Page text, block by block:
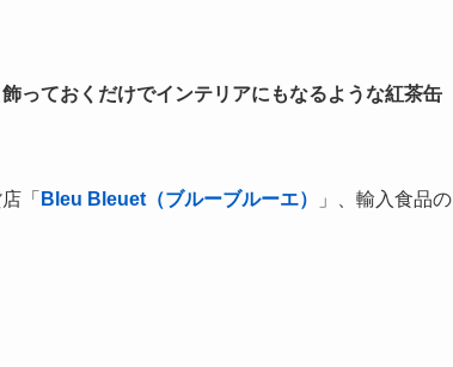
飾っておくだけでインテリアにもなるような紅茶缶
「 Bleu Bleuet（ブルーブルーエ）
」、輸入食品の